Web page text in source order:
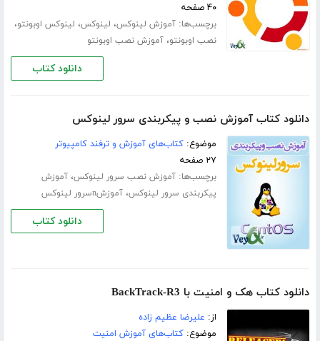
۴۰ صفحه
برچسب‌ها:آموزش لینوکس، لینوکس، لینوکس اوبونتو،
نصب اوبونتو،آموزش نصب اوبونتو
دانلود کتاب
دانلود کتاب آموزش نصب و پیکربندی سرور لینوکس
موضوع:کتاب‌های آموزش و ترفند کامپیوتر
۲۷ صفحه
برچسب‌ها:آموزش نصب سرور لینوکس،آموزش
پیکربندی سرور لینوکس،آموزشnسرور لینوکس
دانلود کتاب
دانلود کتاب هک و امنیت با BackTrack-R3
از: علیرضا عظیم زاده
موضوع:کتاب‌های آموزش امنیت